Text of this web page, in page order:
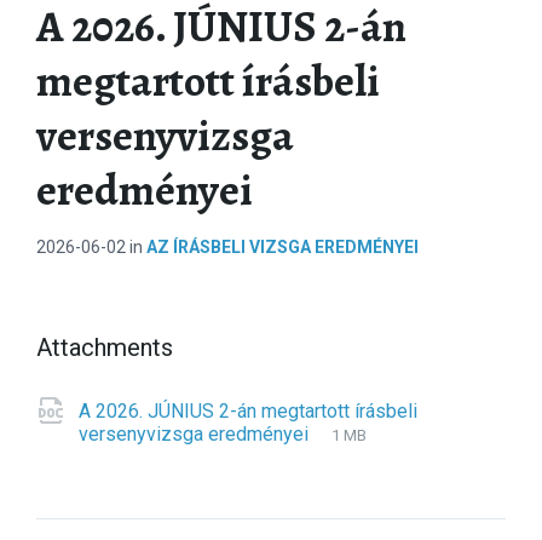
A 2026. JÚNIUS 2-án
megtartott írásbeli
versenyvizsga
eredményei
2026-06-02in AZ ÍRÁSBELI VIZSGA EREDMÉNYEI
Attachments
A 2026. JÚNIUS 2-án megtartott írásbeli
versenyvizsga eredményei
F
e
dF
s
1 MB